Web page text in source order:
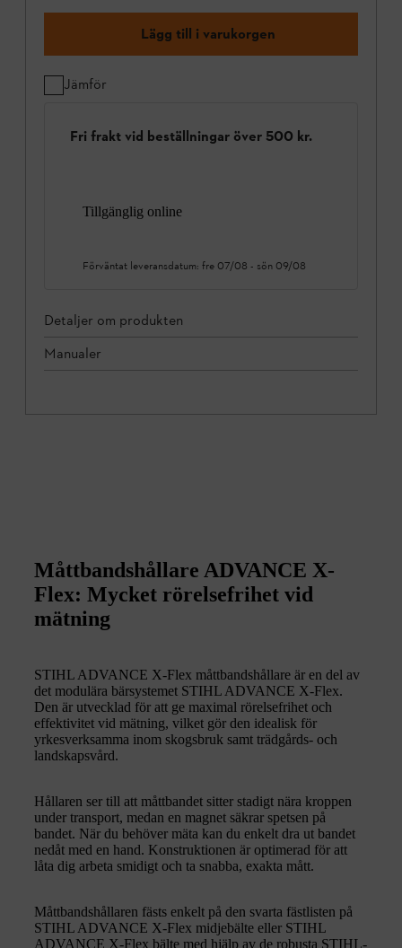
Lägg till i varukorgen
Jämför
Fri frakt vid beställningar över 500 kr.
Tillgänglig online
Förväntat leveransdatum: fre 07/08 - sön 09/08
Detaljer om produkten
Manualer
Måttbandshållare ADVANCE X-
Flex: Mycket rörelsefrihet vid
mätning
STIHL ADVANCE X-Flex måttbandshållare är en del av
det modulära bärsystemet STIHL ADVANCE X-Flex.
Den är utvecklad för att ge maximal rörelsefrihet och
effektivitet vid mätning, vilket gör den idealisk för
yrkesverksamma inom skogsbruk samt trädgårds- och
landskapsvård.
Hållaren ser till att måttbandet sitter stadigt nära kroppen
under transport, medan en magnet säkrar spetsen på
bandet. När du behöver mäta kan du enkelt dra ut bandet
nedåt med en hand. Konstruktionen är optimerad för att
låta dig arbeta smidigt och ta snabba, exakta mått.
Måttbandshållaren fästs enkelt på den svarta fästlisten på
STIHL ADVANCE X-Flex midjebälte eller STIHL
ADVANCE X-Flex bälte med hjälp av de robusta STIHL-